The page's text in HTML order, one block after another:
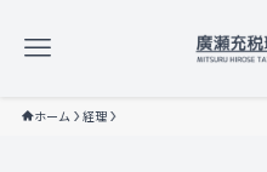
ホーム 経理